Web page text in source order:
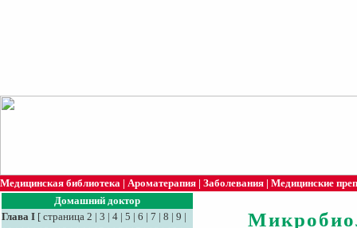
Медицинская библиотека | Ароматерапия | Заболевания | Медицинские
Домашний доктор
Глава I [ страница 2 | 3 | 4 | 5 | 6 | 7 | 8 | 9 |